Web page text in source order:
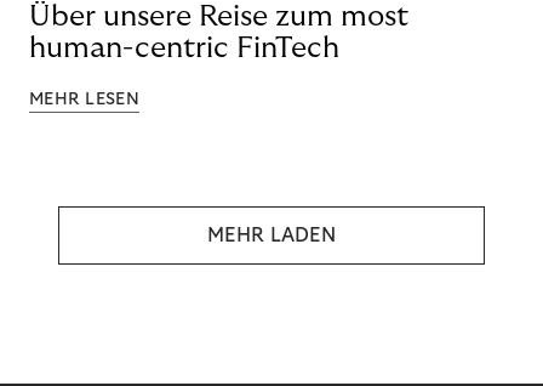
Über unsere Reise zum most
human-centric FinTech
MEHR LESEN
MEHR LADEN